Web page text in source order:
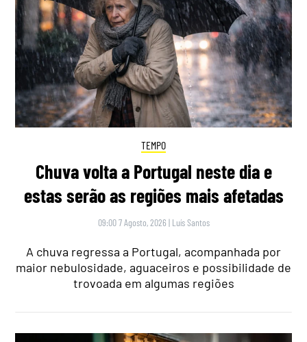
TEMPO
Chuva volta a Portugal neste dia e
estas serão as regiões mais afetadas
09:00 7 Agosto, 2026 | Luís Santos
A chuva regressa a Portugal, acompanhada por
maior nebulosidade, aguaceiros e possibilidade de
trovoada em algumas regiões